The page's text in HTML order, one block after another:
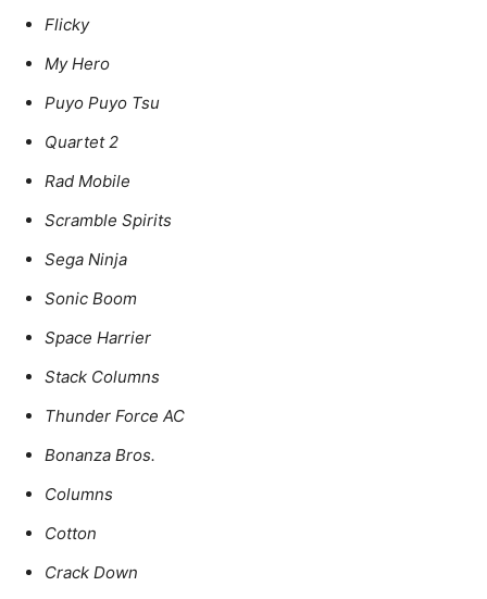
Flicky
My Hero
Puyo Puyo Tsu
Quartet 2
Rad Mobile
Scramble Spirits
Sega Ninja
Sonic Boom
Space Harrier
Stack Columns
Thunder Force AC
Bonanza Bros.
Columns
Cotton
Crack Down